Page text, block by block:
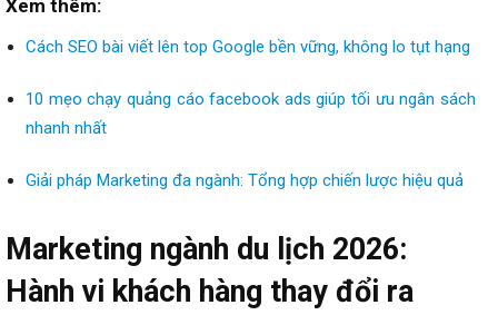
Xem thêm:
Cách SEO bài viết lên top Google bền vững, không lo tụt hạng
10 mẹo chạy quảng cáo facebook ads giúp tối ưu ngân sách
nhanh nhất
Giải pháp Marketing đa ngành: Tổng hợp chiến lược hiệu quả
Marketing ngành du lịch 2026:
Hành vi khách hàng thay đổi ra